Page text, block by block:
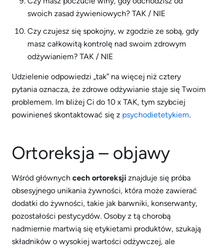
swoich zasad żywieniowych? TAK / NIE
Czy czujesz się spokojny, w zgodzie ze sobą, gdy
masz całkowitą kontrolę nad swoim zdrowym
odżywianiem? TAK / NIE
Udzielenie odpowiedzi „tak” na więcej niż cztery
pytania oznacza, że zdrowe odżywianie staje się Twoim
problemem. Im bliżej Ci do 10 x TAK, tym szybciej
powinieneś skontaktować się z psychodietetykiem.
Ortoreksja – objawy
Wśród głównych cech ortoreksji znajduje się próba
obsesyjnego unikania żywności, która może zawierać
dodatki do żywności, takie jak barwniki, konserwanty,
pozostałości pestycydów. Osoby z tą chorobą
nadmiernie martwią się etykietami produktów, szukają
składników o wysokiej wartości odżywczej, ale